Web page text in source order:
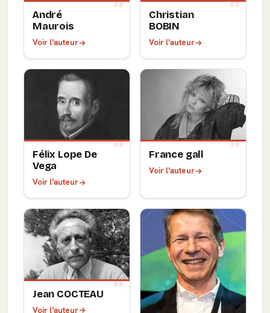
André
Maurois
Voir l'auteur
Christian
BOBIN
Voir l'auteur
Félix Lope De
Vega
Voir l'auteur
France gall
Voir l'auteur
Jean COCTEAU
Voir l'auteur